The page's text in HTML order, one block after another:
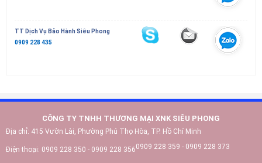
TT Dịch Vụ Bảo Hành Siêu Phong
0909 228 435
CÔNG TY TNHH THƯƠNG MẠI XNK SIÊU PHONG
Địa chỉ: 415 Vườn Lài, Phường Phú Thọ Hòa, TP. Hồ Chí Minh
Điện thoại: 0909 228 350 - 0909 228 3560909 228 359 - 0909 228 373